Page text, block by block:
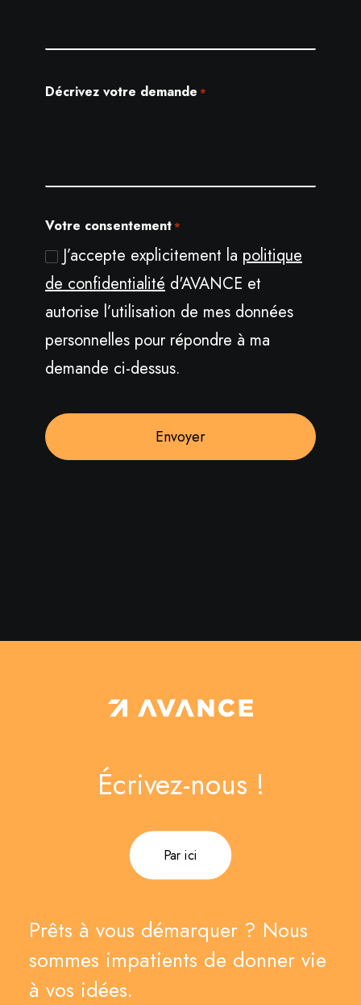
Décrivez votre demande *
Votre consentement*
J’accepte explicitement la politique
de confidentialité d'AVANCE et
autorise l’utilisation de mes données
personnelles pour répondre à ma
demande ci-dessus.
Écrivez-nous !
Par ici
Prêts à vous démarquer ? Nous
sommes impatients de donner vie
à vos idées.